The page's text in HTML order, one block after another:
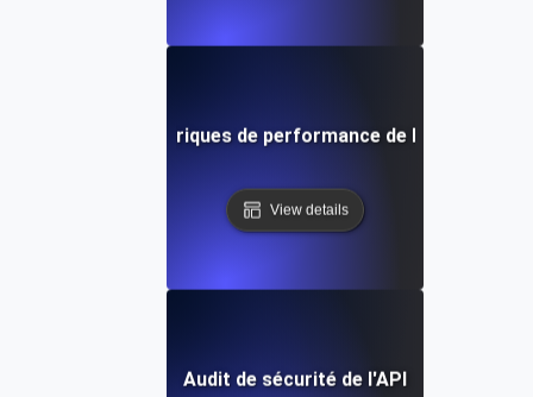
Métriques de performance de l'API
View details
Audit de sécurité de l'API